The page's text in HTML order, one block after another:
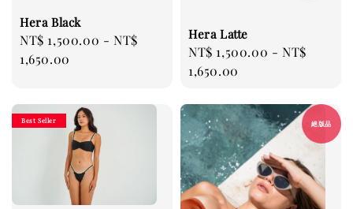
Hera Black
Regular
price
NT$ 1,500.00 -NT$
1,650.00
Hera Latte
Regular
price
NT$ 1,500.00 -NT$
1,650.00
Best Seller 絕版品